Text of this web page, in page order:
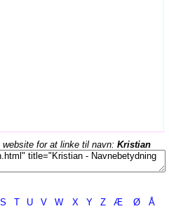
for at linke til navn: Kristian
S T U V W X Y Z Æ Ø Å